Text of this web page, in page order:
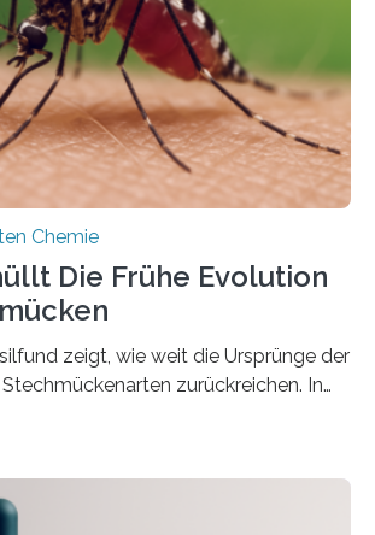
Einige Arten
aus Zellfäden dichte Geflechte
Gestalt. Was auffällig ist: Die
Chemie
Die Frühe Evolution
zeigt, wie weit die Ursprünge der
zurückreichen. In
älteste bekannte Stechmücken-
Myanmar und hat sich in
Zustand erhalten. Es konnte als neue